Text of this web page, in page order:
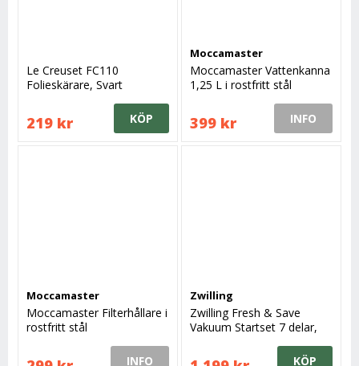
Le Creuset FC110
Folieskärare, Svart
219 kr KÖP
Moccamaster
Moccamaster Vattenkanna
1,25 L i rostfritt stål
399 kr INFO
Moccamaster
Moccamaster Filterhållare i
rostfritt stål
INFO
Zwilling
Zwilling Fresh & Save
Vakuum Startset 7 delar,
KÖP